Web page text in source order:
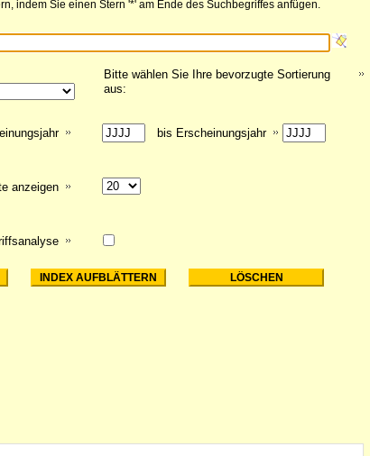
indem Sie einen Stern '*' am Ende des Suchbegriffes anfügen.
Bitte wählen Sie Ihre bevorzugte Sortierung
aus:
bis Erscheinungsjahr
anzeigen